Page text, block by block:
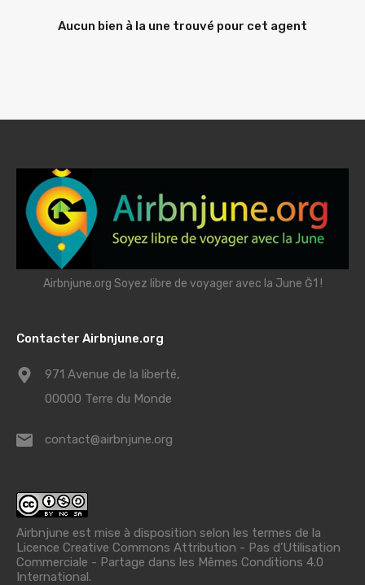
Aucun bien à la une trouvé pour cet agent
Airbnjune.org Soyez libre de voyager avec la June Ğ1 !
Contacter Airbnjune.org
971 Avenue de la liberté,
00000 Terre du Monde
contact@airbnjune.org
Airbnjune est mise à disposition selon les termes de la
Licence Creative Commons Attribution - Pas d’Utilisation
Commerciale - Partage dans les Mêmes Conditions 4.0
International.